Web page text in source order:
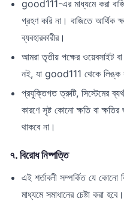
good111-এর মাধ্যমে করা
গ্রহণ করি না। বাজিতে আর্থিক
ব্যবহারকারীর।
আমরা তৃতীয় পক্ষের ওয়েবসাইট বা
নই, যা good111 থেকে লিঙ্ক
প্রযুক্তিগত ত্রুটি, সিস্টেমের
কারণে সৃষ্ট কোনো ক্ষতি বা ক্ষতির
থাকবে না।
৭. বিরোধ নিষ্পত্তি
এই শর্তাবলী সম্পর্কিত যে কোনো
মাধ্যমে সমাধানের চেষ্টা করা হবে।